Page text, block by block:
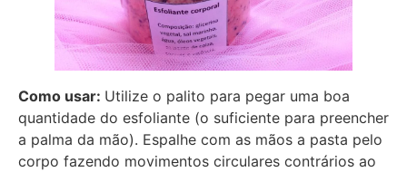
Como usar: Utilize o palito para pegar uma boa
quantidade do esfoliante (o suficiente para preencher
a palma da mão). Espalhe com as mãos a pasta pelo
corpo fazendo movimentos circulares contrários ao